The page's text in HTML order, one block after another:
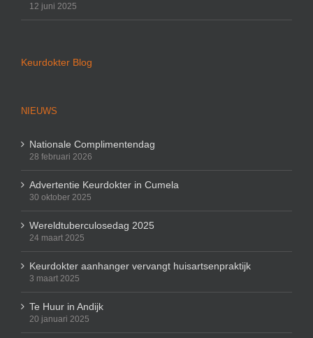
12 juni 2025
Keurdokter Blog
NIEUWS
Nationale Complimentendag
28 februari 2026
Advertentie Keurdokter in Cumela
30 oktober 2025
Wereldtuberculosedag 2025
24 maart 2025
Keurdokter aanhanger vervangt huisartsenpraktijk
3 maart 2025
Te Huur in Andijk
20 januari 2025